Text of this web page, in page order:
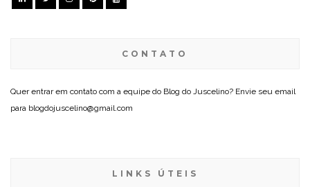
CONTATO
Quer entrar em contato com a equipe do Blog do Juscelino? Envie seu email
para blogdojuscelino@gmail.com
LINKS ÚTEIS